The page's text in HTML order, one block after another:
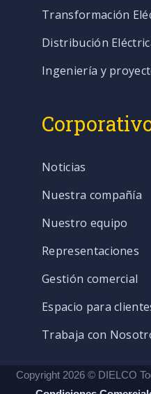
Transformación
Distribución
Ingeniería y
Noticias
Nuestra compañía
Nuestro equipo
Representaciones
Gestión comercial
Espacio para
Trabaja con
Copyright 2026 © DIELCO